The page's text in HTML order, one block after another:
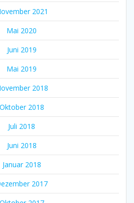
2021
Mai 2020
Juni 2019
Mai 2019
2018
Oktober 2018
Juli 2018
Juni 2018
Januar 2018
2017